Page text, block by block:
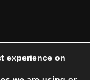
experience on